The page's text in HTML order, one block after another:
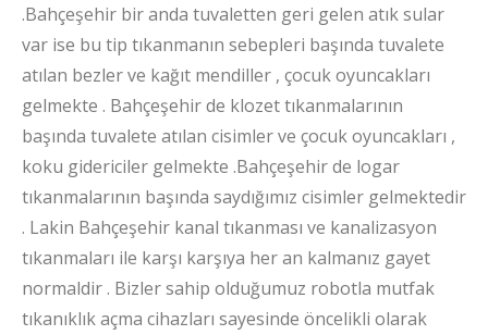
.Bahçeşehir bir anda tuvaletten geri gelen atık sular
var ise bu tip tıkanmanın sebepleri başında tuvalete
atılan bezler ve kağıt mendiller , çocuk oyuncakları
gelmekte . Bahçeşehir de klozet tıkanmalarının
başında tuvalete atılan cisimler ve çocuk oyuncakları ,
koku gidericiler gelmekte .Bahçeşehir de logar
tıkanmalarının başında saydığımız cisimler gelmektedir
. Lakin Bahçeşehir kanal tıkanması ve kanalizasyon
tıkanmaları ile karşı karşıya her an kalmanız gayet
normaldir . Bizler sahip olduğumuz robotla mutfak
tıkanıklık açma cihazları sayesinde öncelikli olarak